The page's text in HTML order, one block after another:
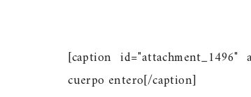
[caption id="attachment_1496"
cuerpo entero[/caption]